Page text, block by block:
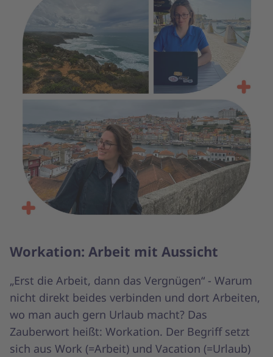
Workation: Arbeit mit Aussicht
„Erst die Arbeit, dann das Vergnügen“ - Warum
nicht direkt beides verbinden und dort Arbeiten,
wo man auch gern Urlaub macht? Das
Zauberwort heißt: Workation. Der Begriff setzt
sich aus Work (=Arbeit) und Vacation (=Urlaub)